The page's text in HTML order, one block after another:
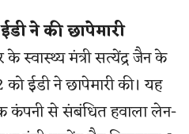
ने की छापेमारी
स्वास्थ्य मंत्री सत्येंद्र जैन के
ईडी ने छापेमारी की। यह
कंपनी से संबंधित हवाला लेन-